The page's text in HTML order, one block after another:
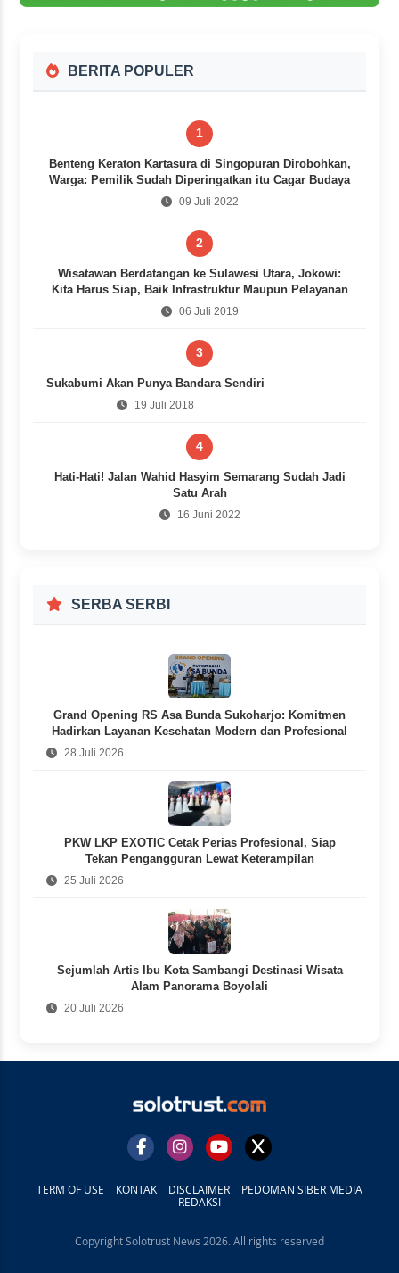
BERITA POPULER
1
Benteng Keraton Kartasura di Singopuran Dirobohkan,
Warga: Pemilik Sudah Diperingatkan itu Cagar Budaya
09 Juli 2022
2
Wisatawan Berdatangan ke Sulawesi Utara, Jokowi:
Kita Harus Siap, Baik Infrastruktur Maupun Pelayanan
06 Juli 2019
3
Sukabumi Akan Punya Bandara Sendiri
19 Juli 2018
4
Hati-Hati! Jalan Wahid Hasyim Semarang Sudah Jadi
Satu Arah
16 Juni 2022
SERBA SERBI
Grand Opening RS Asa Bunda Sukoharjo: Komitmen
Hadirkan Layanan Kesehatan Modern dan Profesional
28 Juli 2026
PKW LKP EXOTIC Cetak Perias Profesional, Siap
Tekan Pengangguran Lewat Keterampilan
25 Juli 2026
Sejumlah Artis Ibu Kota Sambangi Destinasi Wisata
Alam Panorama Boyolali
20 Juli 2026
TERM OF USE KONTAK DISCLAIMER
PEDOMAN SIBER MEDIA
REDAKSI
Copyright Solotrust News 2026. All rights reserved